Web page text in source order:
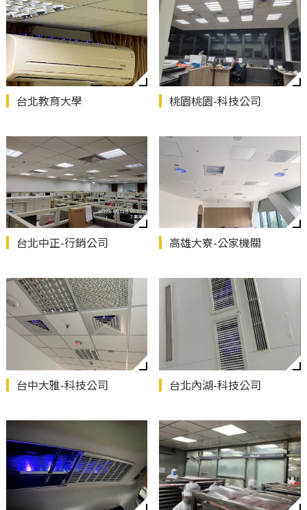
台北教育大學 桃園桃園-科技公司
台北中正-行銷公司 高雄大寮-公家機關
台中大雅-科技公司 台北內湖-科技公司